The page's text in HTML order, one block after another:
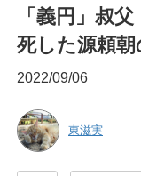
「義円」叔
死した源頼
2022/09/06
東滋実